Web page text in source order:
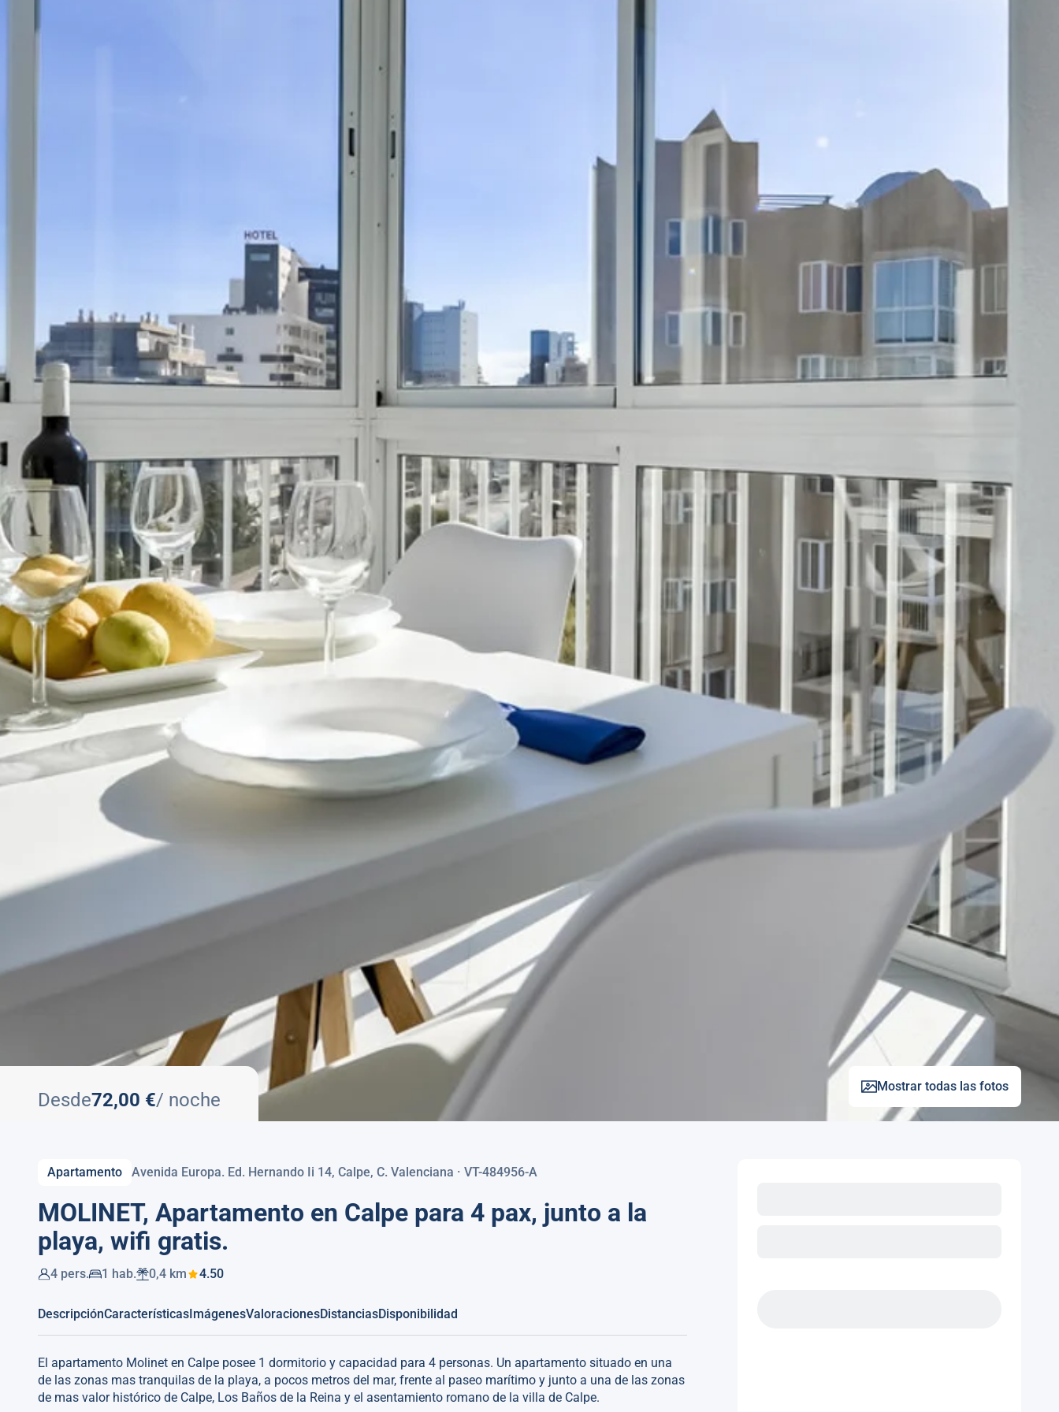
Desde72,00 €/ noche
Mostrar todas las fotos
Apartamento Avenida Europa. Ed. Hernando Ii 14, Calpe, C. Valenciana · VT-484956-A
MOLINET, Apartamento en Calpe para 4 pax, junto a la
playa, wifi gratis.
4 pers. 1 hab. 0,4 km 4.50
DescripciónCaracterísticasImágenesValoracionesDistanciasDisponibilidad
El apartamento Molinet en Calpe posee 1 dormitorio y capacidad para 4 personas. Un apartamento situado en una
de las zonas mas tranquilas de la playa, a pocos metros del mar, frente al paseo marítimo y junto a una de las zonas
de mas valor histórico de Calpe, Los Baños de la Reina y el asentamiento romano de la villa de Calpe.